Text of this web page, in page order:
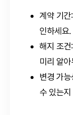
계약 기
인하세요.
해지 조
미리 알
변경 가
수 있는